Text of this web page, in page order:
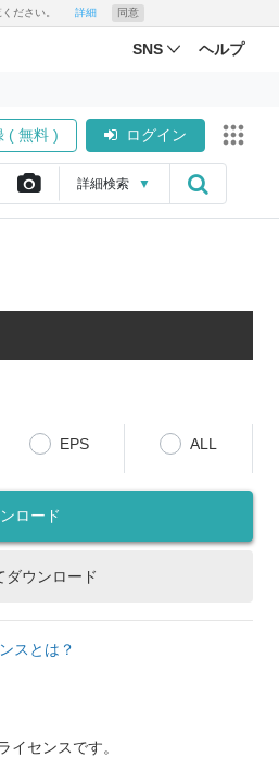
ださい。 詳細 同意
SNS ヘルプ
( 無料 ) ログイン
詳細検索 ▼
EPS ALL
ロード
ダウンロード
スとは？
イセンスです。